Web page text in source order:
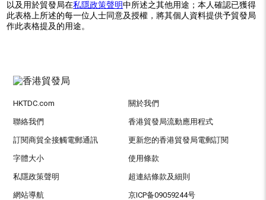
以及用於貿發局在私隱政策聲明中所述之其他用途；本人確認已獲得
此表格上所述的每一位人士同意及授權，將其個人資料提供予貿發局
作此表格提及的用途。
HKTDC.com 關於我們
聯絡我們 香港貿發局流動應用程式
訂閱商貿全接觸電郵通訊 更新您的香港貿發局電郵訂閱
字體大小 使用條款
私隱政策聲明 超連結條款及細則
網站導航 京ICP备09059244号